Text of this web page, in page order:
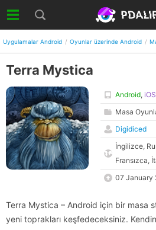
Uygulamalar Android Oyunlar üzerinde Android
Terra Mystica
Android, iOS
Masa
Digidiced
İngilizce,
Fransızca,
07 January
Terra Mystica – Android için bir masa
yeni toprakları keşfedeceksiniz.